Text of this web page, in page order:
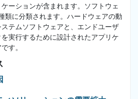
ーションが含まれます。ソフトウェ
類に分類されます。ハードウェアの動
テムソフトウェアと、エンドユーザ
実行するために設計されたアプリケ
す。